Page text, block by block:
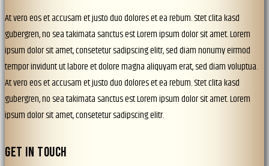
At vero eos et accusam et justo duo dolores et ea rebum. Stet clita kasd
gubergren, no sea takimata sanctus est Lorem ipsum dolor sit amet. Lorem
ipsum dolor sit amet, consetetur sadipscing elitr, sed diam nonumy eirmod
tempor invidunt ut labore et dolore magna aliquyam erat, sed diam voluptua.
At vero eos et accusam et justo duo dolores et ea rebum. Stet clita kasd
gubergren, no sea takimata sanctus est Lorem ipsum dolor sit amet. Lorem
ipsum dolor sit amet, consetetur sadipscing elitr.
GET IN TOUCH